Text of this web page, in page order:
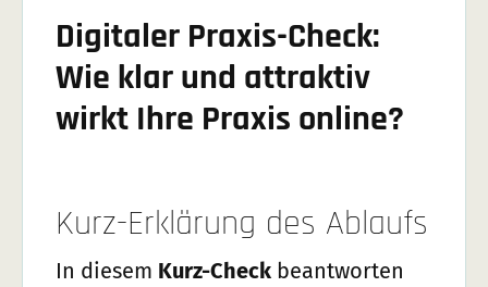
Digitaler Praxis-Check:
Wie klar und attraktiv
wirkt Ihre Praxis online?
Kurz-Erklärung des Ablaufs
In diesem Kurz-Check beantworten